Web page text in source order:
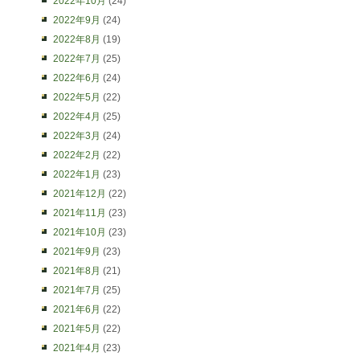
2022年9月 (24)
2022年8月 (19)
2022年7月 (25)
2022年6月 (24)
2022年5月 (22)
2022年4月 (25)
2022年3月 (24)
2022年2月 (22)
2022年1月 (23)
2021年12月 (22)
2021年11月 (23)
2021年10月 (23)
2021年9月 (23)
2021年8月 (21)
2021年7月 (25)
2021年6月 (22)
2021年5月 (22)
2021年4月 (23)